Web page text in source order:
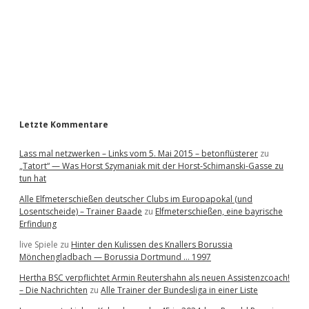
Letzte Kommentare
Lass mal netzwerken – Links vom 5. Mai 2015 – betonflüsterer zu
„Tatort“ — Was Horst Szymaniak mit der Horst-Schimanski-Gasse zu
tun hat
Alle Elfmeterschießen deutscher Clubs im Europapokal (und
Losentscheide) – Trainer Baade zu Elfmeterschießen, eine bayrische
Erfindung
live Spiele zu Hinter den Kulissen des Knallers Borussia
Mönchengladbach — Borussia Dortmund … 1997
Hertha BSC verpflichtet Armin Reutershahn als neuen Assistenzcoach!
– Die Nachrichten zu Alle Trainer der Bundesliga in einer Liste